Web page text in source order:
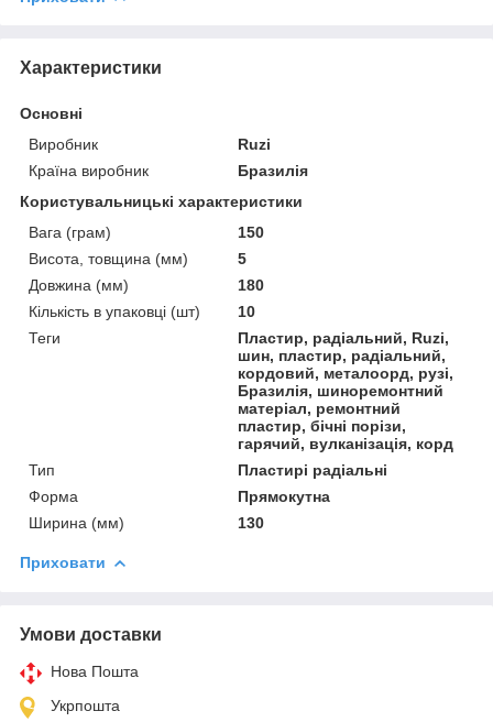
Характеристики
Основні
Виробник
Ruzi
Країна виробник
Бразилія
Користувальницькі характеристики
Вага (грам)
150
Висота, товщина (мм)
5
Довжина (мм)
180
Кількість в упаковці (шт)
10
Теги
Пластир, радіальний, Ruzi,
шин, пластир, радіальний,
кордовий, металоорд, рузі,
Бразилія, шиноремонтний
матеріал, ремонтний
пластир, бічні порізи,
гарячий, вулканізація, корд
Тип
Пластирі радіальні
Форма
Прямокутна
Ширина (мм)
130
Приховати
Умови доставки
Нова Пошта
Укрпошта